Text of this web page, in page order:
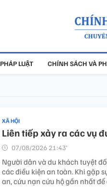
PHÁP LUẬT CHÍNH SÁCH VÀ
XÃ HỘI
Liên tiếp xảy ra các vụ
07/08/2026 21:43’
Người dân và du khách tuyệt
các điều kiện an toàn. Khi gặp
an, cứu nạn cứu hộ gần nhất